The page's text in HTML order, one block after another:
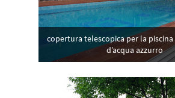
copertura telescopica per la
d’acqua azzurro